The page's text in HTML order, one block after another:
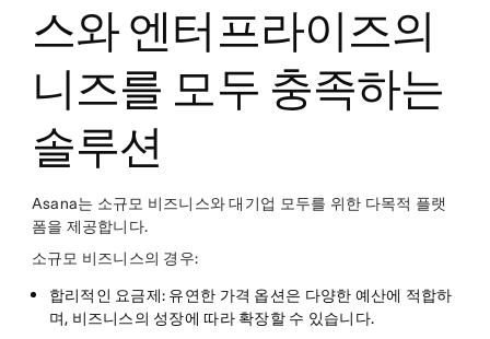
스와 엔터프라이즈의
니즈를 모두 충족하는
솔루션
Asana는 소규모 비즈니스와 대기업 모두를 위한 다목적 플랫
폼을 제공합니다.
소규모 비즈니스의 경우:
합리적인 요금제: 유연한 가격 옵션은 다양한 예산에 적합하
며, 비즈니스의 성장에 따라 확장할 수 있습니다.